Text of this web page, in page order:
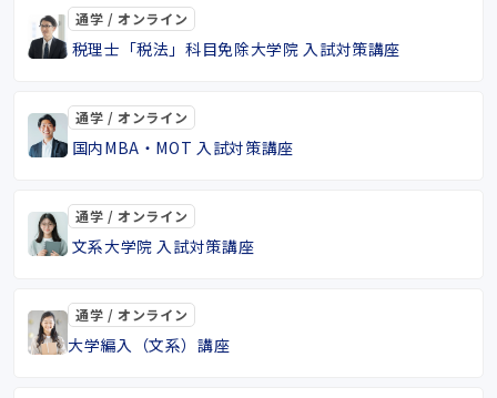
通学 / オンライン
税理士「税法」科目免除大学院 入試対策講座
通学 / オンライン
国内MBA・MOT 入試対策講座
通学 / オンライン
文系大学院 入試対策講座
通学 / オンライン
大学編入（文系）講座